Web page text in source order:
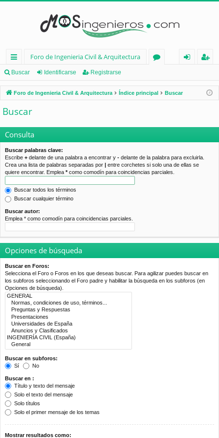
nl
ac
es
rá
pi
d
os
Foro de Ingenieria Civil & Arquitectura
os
nt
ifi
ist
ra
Buscar Identificarse Registrarse
Foro de Ingenieria Civil & Arquitectura Índice principal Buscar
Buscar
Consulta
Buscar palabras clave:
Escribe + delante de una palabra a encontrar y - delante de la palabra para excluirla.
Crea una lista de palabras separadas por | entre corchetes si solo una de ellas se
quiere encontrar. Emplea *como comodín para coincidencias parciales.
Buscar todos los términos
Buscar cualquier término
Buscar autor:
Emplea * como comodín para coincidencias parciales.
Opciones de búsqueda
Buscar en Foros:
Selecciona el Foro o Foros en los que deseas buscar. Para agilizar puedes buscar en
los subforos seleccionando el Foro padre y habilitar la búsqueda en los subforos (en
Opciones de búsqueda).
Buscar en subforos:
Sí
No
Buscar en :
Título y texto del mensaje
Solo el texto del mensaje
Solo títulos
Solo el primer mensaje de los temas
Mostrar resultados como: